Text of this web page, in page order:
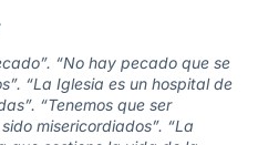
“No hay pecado que se
“La Iglesia es un hospital de
“Tenemos que ser
misericordiados”. “La